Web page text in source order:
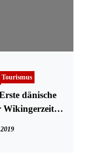
Tourismus
dänische
Wikingerzeit